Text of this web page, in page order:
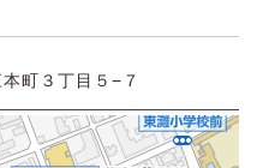
町３丁目５−７